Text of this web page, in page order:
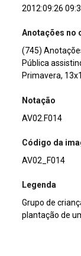
2012:09:26
Anotações no
(745)
Pública
Primavera,
Notação
AV02.F014
Código da
AV02_F014
Legenda
Grupo de
plantação de